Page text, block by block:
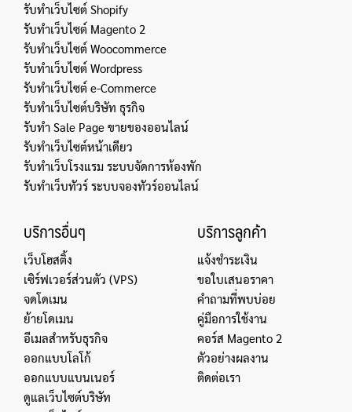
รับทำเว็บไซต์ Shopify
รับทำเว็บไซต์ Magento 2
รับทำเว็บไซต์ Woocommerce
รับทำเว็บไซต์ Wordpress
รับทำเว็บไซต์ e-Commerce
รับทำเว็บไซต์บริษัท ธุรกิจ
รับทำ Sale Page ขายของออนไลน์
รับทำเว็บไซต์หน้าเดียว
รับทำเว็บโรงแรม ระบบจัดการห้องพัก
รับทำเว็บทัวร์ ระบบจองทัวร์ออนไลน์
บริการอื่นๆ
เว็บโฮสติ้ง
เซิร์ฟเวอร์ส่วนตัว (VPS)
จดโดเมน
ย้ายโดเมน
อีเมลสำหรับธุรกิจ
ออกแบบโลโก้
ออกแบบแบนเนอร์
ดูแลเว็บไซต์บริษัท
บริการลูกค้า
แจ้งชำระเงิน
ขอใบเสนอราคา
คำถามที่พบบ่อย
คู่มือการใช้งาน
คอร์ส Magento 2
ตัวอย่างผลงาน
ติดต่อเรา